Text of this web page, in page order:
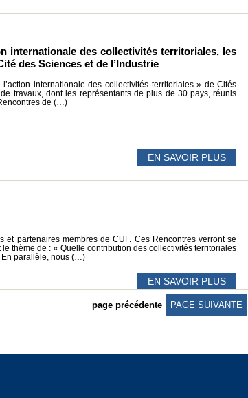
internationale des collectivités territoriales, les
des Sciences et de l’Industrie
internationale des collectivités territoriales » de Cités
travaux, dont les représentants de plus de 30 pays, réunis
de (…)
EN SAVOIR PLUS
et partenaires membres de CUF. Ces Rencontres verront se
thème de : « Quelle contribution des collectivités territoriales
En parallèle, nous (…)
EN SAVOIR PLUS
page précédente PAGE SUIVANTE